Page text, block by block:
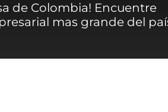
de Colombia! Encuentre
mas grande del